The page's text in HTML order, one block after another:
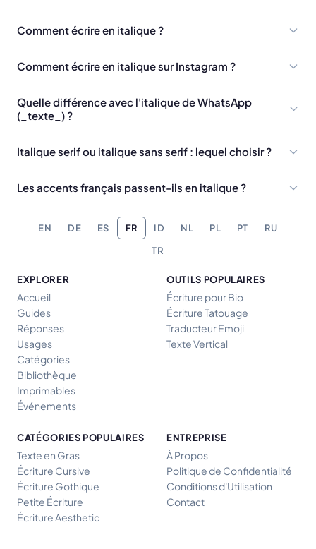
Comment écrire en italique ?
Comment écrire en italique sur Instagram ?
Quelle différence avec l'italique de WhatsApp
(_texte_) ?
Italique serif ou italique sans serif : lequel choisir ?
Les accents français passent-ils en italique ?
EN DE ES FR ID NL PL PT
RU
TR
EXPLORER
Accueil
Guides
Réponses
Usages
Catégories
Bibliothèque
Imprimables
Événements
OUTILS POPULAIRES
Écriture pour Bio
Écriture Tatouage
Traducteur Emoji
Texte Vertical
CATÉGORIES POPULAIRES
Texte en Gras
Écriture Cursive
Écriture Gothique
Petite Écriture
Écriture Aesthetic
ENTREPRISE
À Propos
Politique de Confidentialité
Conditions d'Utilisation
Contact